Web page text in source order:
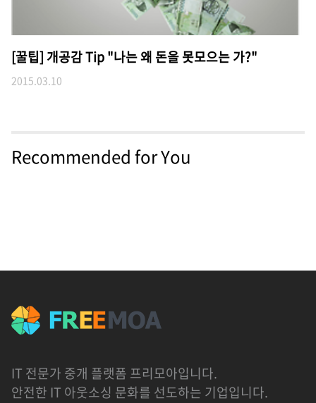
[꿀팁] 개공감 Tip "나는 왜 돈을 못모으는 가?"
2015.03.10
Recommended for You
IT 전문가 중개 플랫폼 프리모아입니다.
안전한 IT 아웃소싱 문화를 선도하는 기업입니다.